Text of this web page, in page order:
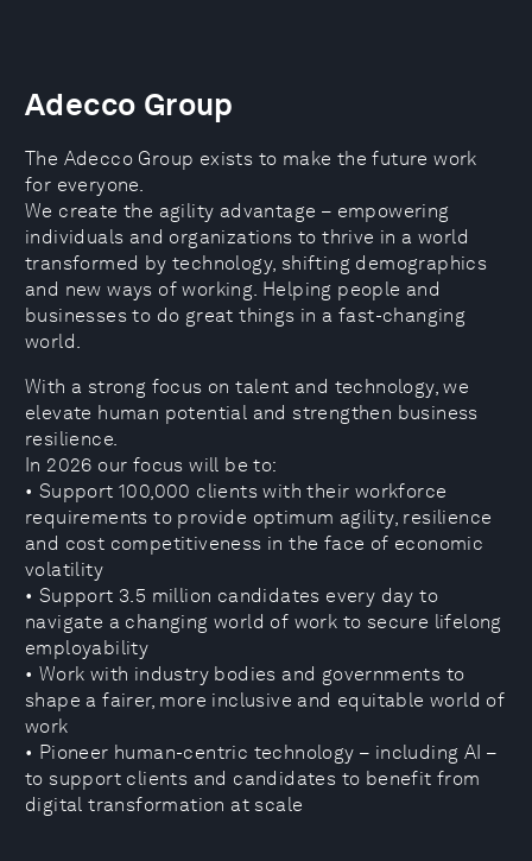
Adecco Group
The Adecco Group exists to make the future work
for everyone.
We create the agility advantage – empowering
individuals and organizations to thrive in a world
transformed by technology, shifting demographics
and new ways of working. Helping people and
businesses to do great things in a fast-changing
world.
With a strong focus on talent and technology, we
elevate human potential and strengthen business
resilience.
In 2026 our focus will be to:
• Support 100,000 clients with their workforce
requirements to provide optimum agility, resilience
and cost competitiveness in the face of economic
volatility
• Support 3.5 million candidates every day to
navigate a changing world of work to secure lifelong
employability
• Work with industry bodies and governments to
shape a fairer, more inclusive and equitable world of
work
• Pioneer human-centric technology – including AI –
to support clients and candidates to benefit from
digital transformation at scale